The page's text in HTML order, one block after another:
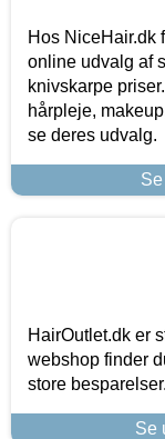
Hos NiceHair.dk
online udvalg af
knivskarpe
hårpleje,
se deres udvalg.
HairOutlet.dk er
webshop finder
store
Se